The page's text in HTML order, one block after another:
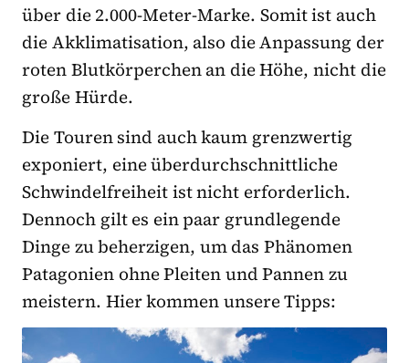
über die 2.000-Meter-Marke. Somit ist auch
die Akklimatisation, also die Anpassung der
roten Blutkörperchen an die Höhe, nicht die
große Hürde.
Die Touren sind auch kaum grenzwertig
exponiert, eine überdurchschnittliche
Schwindelfreiheit ist nicht erforderlich.
Dennoch gilt es ein paar grundlegende
Dinge zu beherzigen, um das Phänomen
Patagonien ohne Pleiten und Pannen zu
meistern. Hier kommen unsere Tipps: